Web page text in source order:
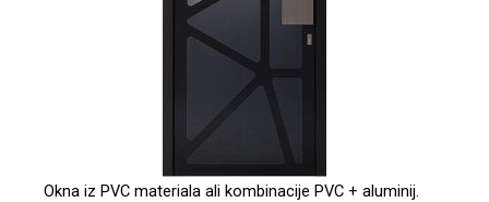
Okna iz PVC materiala ali kombinacije PVC + aluminij.